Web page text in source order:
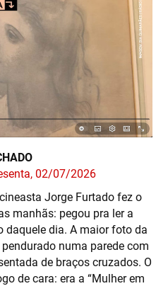
02/07/2026
Jorge Furtado fez o
manhãs: pegou pra ler a
daquele dia. A maior foto da
numa parede com
de braços cruzados. O
de cara: era a “Mulher em